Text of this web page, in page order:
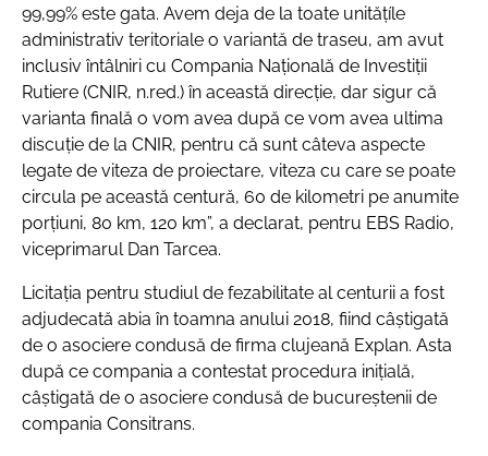
99,99% este gata. Avem deja de la toate unitățíle
administrativ teritoriale o variantă de traseu, am avut
inclusiv întâlniri cu Compania Națională de Investiții
Rutiere (CNIR, n.red.) în această direcție, dar sigur că
varianta finală o vom avea după ce vom avea ultima
discuție de la CNIR, pentru că sunt câteva aspecte
legate de viteza de proiectare, viteza cu care se poate
circula pe această centură, 60 de kilometri pe anumite
porțiuni, 80 km, 120 km”, a declarat, pentru EBS Radio,
viceprimarul Dan Tarcea.
Licitația pentru studiul de fezabilitate al centurii a fost
adjudecată abia în toamna anului 2018, fiind câștigată
de o asociere condusă de firma clujeană Explan. Asta
după ce compania a contestat procedura inițială,
câștigată de o asociere condusă de bucureștenii de
compania Consitrans.